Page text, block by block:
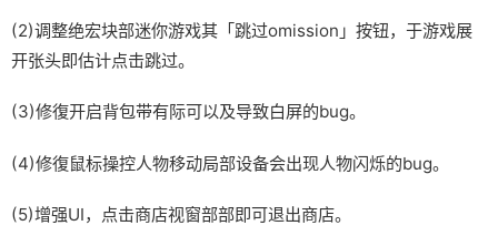
(2)调整绝宏块部迷你游戏其「跳过omission」按钮，于游戏展
开张头即估计点击跳过。
(3)修復开启背包带有际可以及导致白屏的bug。
(4)修復鼠标操控人物移动局部设备会出现人物闪烁的bug。
(5)增强UI，点击商店视窗部部即可退出商店。